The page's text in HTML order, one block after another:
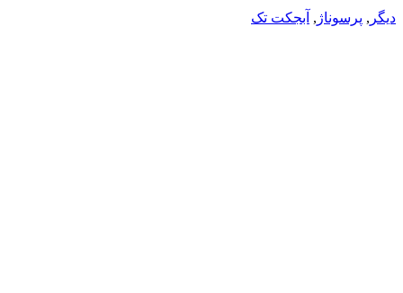
دیگر , پرسوناژ , آبجکت تک